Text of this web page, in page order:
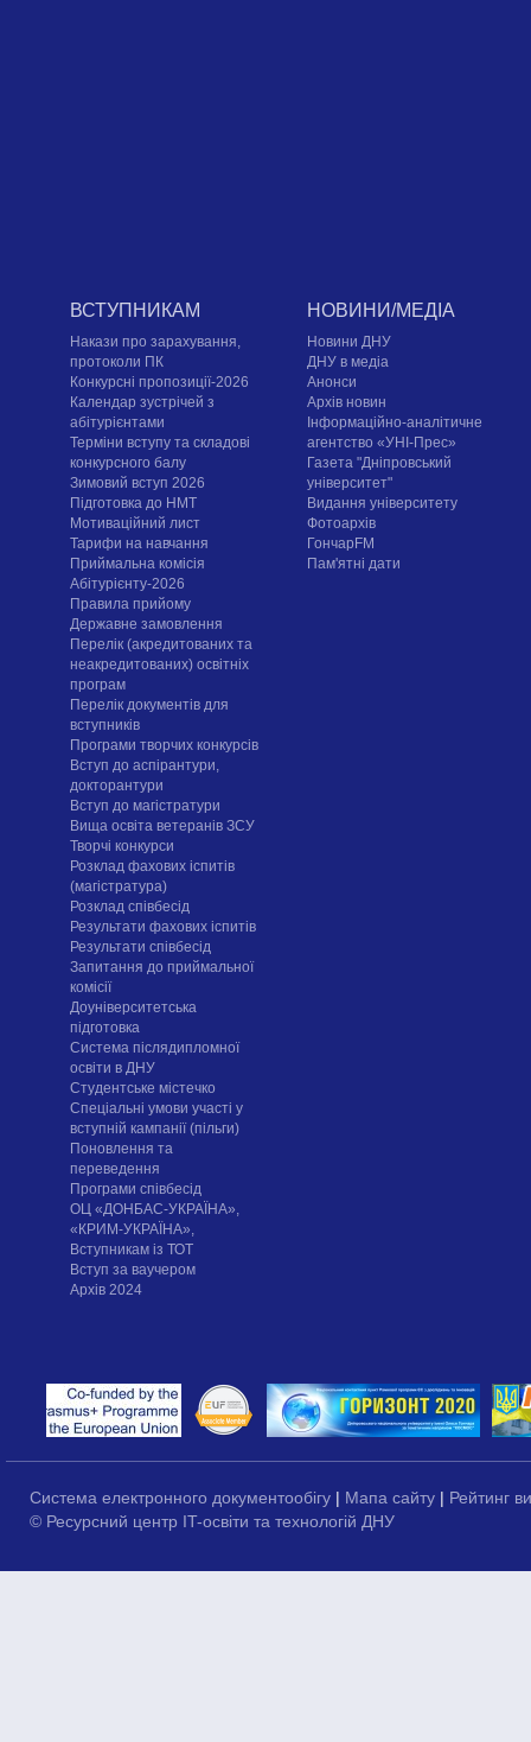
ВСТУПНИКАМ
Накази про зарахування,
протоколи ПК
Конкурсні пропозиції-2026
Календар зустрічей з
абітурієнтами
Терміни вступу та складові
конкурсного балу
Зимовий вступ 2026
Підготовка до НМТ
Мотиваційний лист
Тарифи на навчання
Приймальна комісія
Абітурієнту-2026
Правила прийому
Державне замовлення
Перелік (акредитованих та
неакредитованих) освітніх
програм
Перелік документів для
вступників
Програми творчих конкурсiв
Вступ до аспірантури,
докторантури
Вступ до магістратури
Вища освіта ветеранів ЗСУ
Творчі конкурси
Розклад фахових іспитів
(магістратура)
Розклад співбесід
Результати фахових іспитів
Результати співбесід
Запитання до приймальної
комісії
Доуніверситетська
підготовка
Система післядипломної
освіти в ДНУ
Cтудентське містечко
Спеціальні умови участі у
вступній кампанії (пільги)
Поновлення та
переведення
Програми співбесід
ОЦ «ДОНБАС-УКРАЇНА»,
«КРИМ-УКРАЇНА»,
Вступникам із ТОТ
Вступ за ваучером
Архів 2024
НОВИНИ/МЕДІА
Новини ДНУ
ДНУ в медіа
Анонси
Архів новин
Інформаційно-аналітичне
агентство «УНІ-Прес»
Газета "Дніпровський
університет"
Видання університету
Фотоархів
ГончарFM
Пам'ятні дати
Система електронного документообігу | Мапа сайту | Рейтинг
© Ресурсний центр IT-освіти та технологій ДНУ